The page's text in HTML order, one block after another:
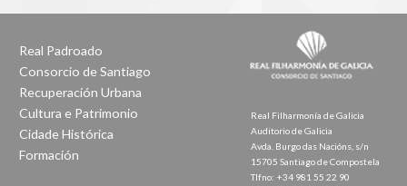
Real Padroado
Consorcio de Santiago
Recuperación Urbana
Cultura e Patrimonio
Cidade Histórica
Formación
Real Filharmonía de Galicia
Auditorio de Galicia
Avda. Burgo das Nacións, s/n
15705 Santiago de Compostela
Tlfno: +34 981 55 22 90